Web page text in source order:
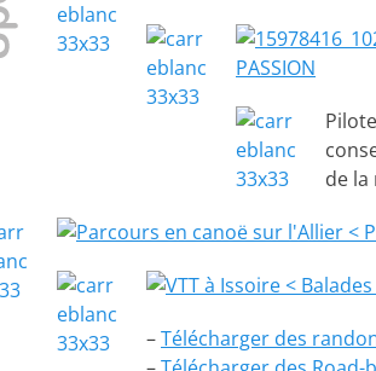
PASSION
de la
<
<
–Télécharger des